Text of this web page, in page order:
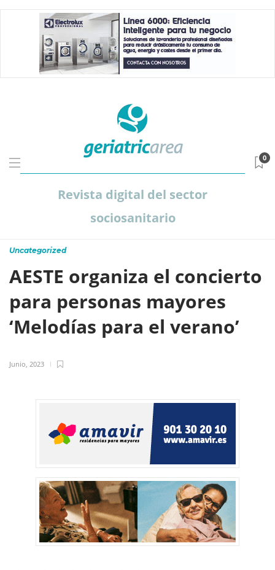
Revista digital del sector
sociosanitario
0
Uncategorized
AESTE organiza el concierto
para personas mayores
‘Melodías para el verano’
Junio, 2023